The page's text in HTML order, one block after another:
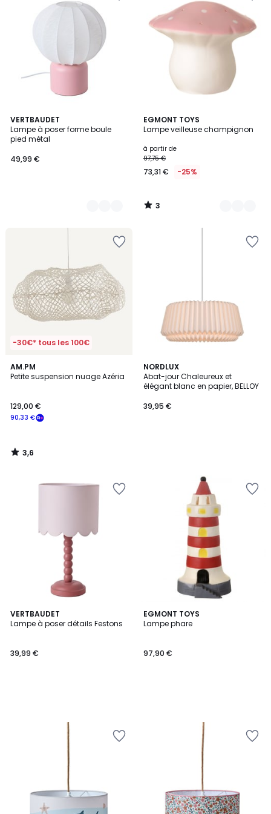
VERTBAUDET
Lampe à poser forme boule
pied métal
49,99 €
2
Couleurs
EGMONT TOYS
Lampe veilleuse champignon
à partir de
97,75 €
73,31 € -25%
3
/
9
Couleurs
3
/
-30€* tous les 100€
AM.PM
Petite suspension nuage Azéria
90,33 €
129,00 €
3,6
/ 5
3,6
/
NORDLUX
Abat-jour Chaleureux et
élégant blanc en papier, BELLOY
39,95 €
VERTBAUDET
Lampe à poser détails Festons
39,99 €
EGMONT TOYS
Lampe phare
97,90 €